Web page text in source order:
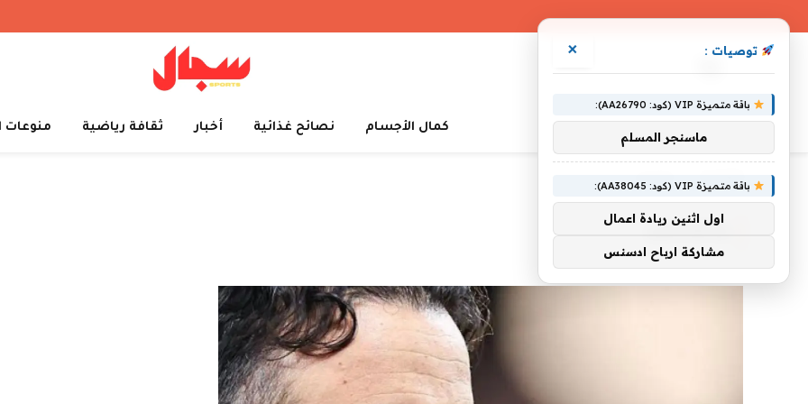
كمال الأجسام نصائح غذائية أخبار ثقافة رياضية منوعات
والمنافس
توصيات : ×
باقة متميزة VIP (كود: AA26790):
ماسنجر المسلم
باقة متميزة VIP (كود: AA38045):
اول اثنين ريادة اعمال
مشاركة ارباح ادسنس